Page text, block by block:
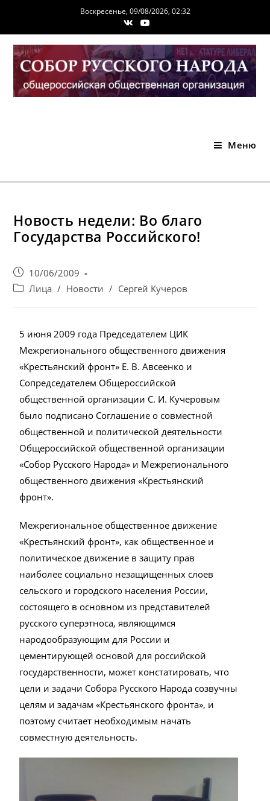
содержимому
Воскресенье, 09/08/2026, 02:32
Меню
Новость недели: Во благо
Государства Российского!
Запись
опубликована:
10/06/2009
PostЛица / Новости / Сергей Кучеров
5 июня 2009 года Председателем ЦИК
Межрегионального общественного движения
«Крестьянский фронт» Е. В. Авсеенко и
Сопредседателем Общероссийской
общественной организации С. И. Кучеровым
было подписано Соглашение о совместной
общественной и политической деятельности
Общероссийской общественной организации
«Собор Русского Народа» и Межрегионального
общественного движения «Крестьянский
фронт».
Межрегиональное общественное движение
«Крестьянский фронт», как общественное и
политическое движение в защиту прав
наиболее социально незащищенных слоев
сельского и городского населения России,
состоящего в основном из представителей
русского суперэтноса, являющимся
народообразующим для России и
цементирующей основой для российской
государственности, может констатировать, что
цели и задачи Собора Русского Народа созвучны
целям и задачам «Крестьянского фронта», и
поэтому считает необходимым начать
совместную деятельность.